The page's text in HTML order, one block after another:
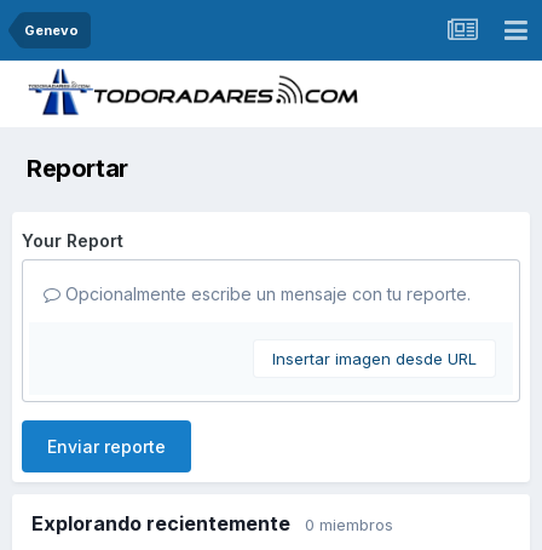
Genevo
Reportar
Your Report
Opcionalmente escribe un mensaje con tu reporte.
Insertar imagen desde URL
Enviar reporte
Explorando recientemente 0 miembros